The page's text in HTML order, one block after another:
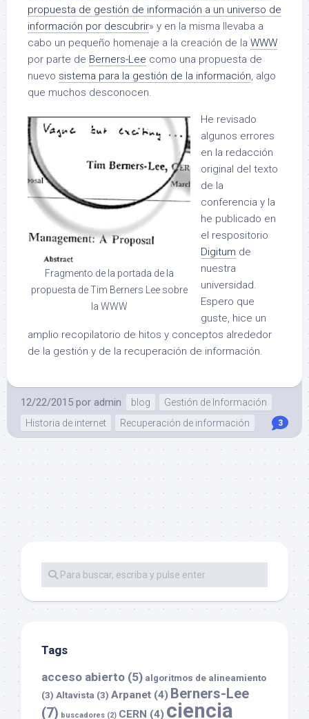
propuesta de gestión de información a un universo de
información por descubrir» y en la misma llevaba a
cabo un pequeño homenaje a la creación de la WWW
por parte de Berners-Lee como una propuesta de
nuevo sistema para la gestión de la información, algo
que muchos desconocen.
Fragmento de la portada de la
propuesta de Tim Berners Lee sobre
la WWW
He revisado
algunos errores
en la redacción
original del texto
de la
conferencia y la
he publicado en
el respositorio
Digitum de
nuestra
universidad.
Espero que
guste, hice un
amplio recopilatorio de hitos y conceptos alrededor
de la gestión y de la recuperación de información.
12/22/2015 por admin blog
Gestión de Información
Historia de internet
Recuperación de información 3
Tags
acceso abierto (5) algoritmos de alineamiento
(3) Altavista (3) Arpanet (4) Berners-Lee
(7) buscadores (2) CERN (4) ciencia